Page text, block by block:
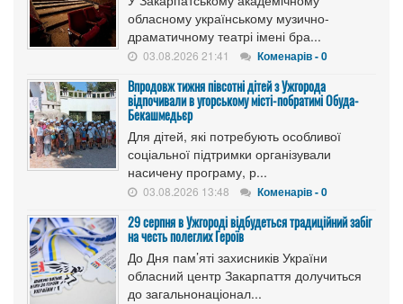
обласному українському музично-
драматичному театрі імені бра...
03.08.2026 21:41 Коменарів - 0
Впродовж тижня півсотні дітей з Ужгорода
відпочивали в угорському місті-побратимі Обуда-
Бекашмедьєр
Для дітей, які потребують особливої
соціальної підтримки організували
насичену програму, р...
03.08.2026 13:48 Коменарів - 0
29 серпня в Ужгороді відбудеться традиційний забіг
на честь полеглих Героїв
До Дня пам’яті захисників України
обласний центр Закарпаття долучиться
до загальнонаціонал...